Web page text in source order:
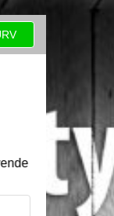
våben uden